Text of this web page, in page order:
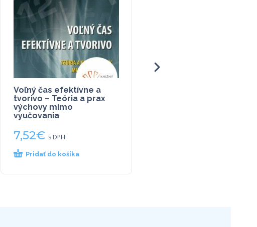
Voľný čas efektívne a
tvorivo – Teória a prax
výchovy mimo
vyučovania
7,52€ s DPH
Pridať do košíka